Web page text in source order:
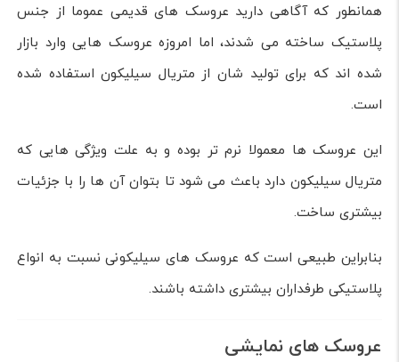
همانطور که آگاهی دارید عروسک های قدیمی عموما از جنس
پلاستیک ساخته می شدند، اما امروزه عروسک هایی وارد بازار
شده اند که برای تولید شان از متریال سیلیکون استفاده شده
است.
این عروسک ها معمولا نرم تر بوده و به علت ویژگی هایی که
متریال سیلیکون دارد باعث می شود تا بتوان آن ها را با جزئیات
بیشتری ساخت.
بنابراین طبیعی است که عروسک های سیلیکونی نسبت به انواع
پلاستیکی طرفداران بیشتری داشته باشند.
عروسک های نمایشی